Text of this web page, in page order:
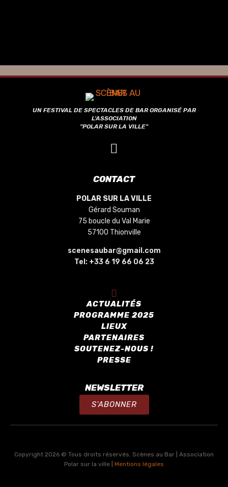
UN FESTIVAL DE SPECTACLES DE BAR ORGANISÉ PAR
L'ASSOCIATION
"POLAR SUR LA VILLE"
CONTACT
POLAR SUR LA VILLE
Gérard Souman
75 boucle du Val Marie
57100 Thionville
scenesaubar@gmail.com
Tel: +33 6 19 66 06 23
ACTUALITÉS
PROGRAMME 2025
LIEUX
PARTENAIRES
SOUTENEZ-NOUS !
PRESSE
NEWSLETTER
S'ABONNER
Copyright 2026 © Tous droits réservés. Scènes au Bar | Association
Polar sur la ville | Mentions légales